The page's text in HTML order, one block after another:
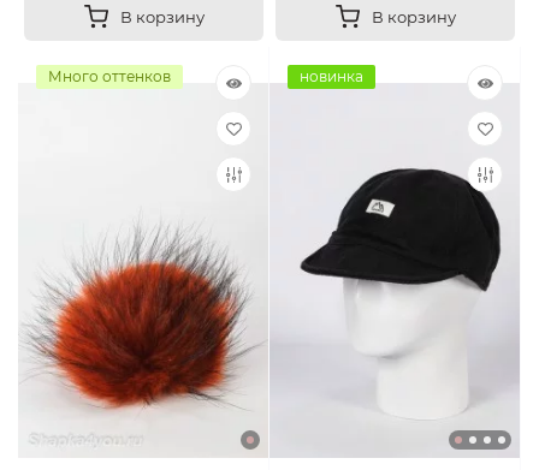
В корзину В корзину
Много оттенков новинка